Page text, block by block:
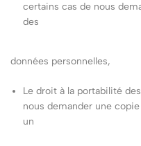
certains cas de nous
des
données personnelles,
Le droit à la portabilité
nous demander une
un